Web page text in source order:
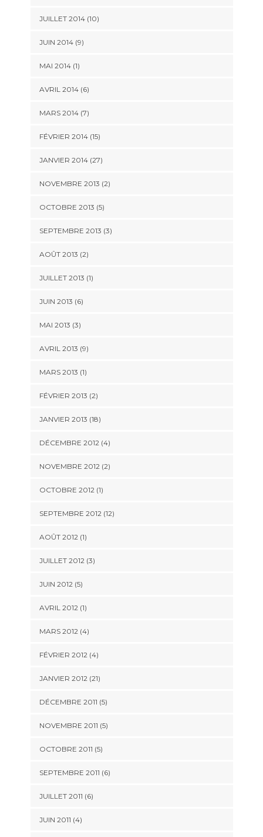
JUILLET 2014 (10)
JUIN 2014 (9)
MAI 2014 (1)
AVRIL 2014 (6)
MARS 2014 (7)
FÉVRIER 2014 (15)
JANVIER 2014 (27)
NOVEMBRE 2013 (2)
OCTOBRE 2013 (5)
SEPTEMBRE 2013 (3)
AOÛT 2013 (2)
JUILLET 2013 (1)
JUIN 2013 (6)
MAI 2013 (3)
AVRIL 2013 (9)
MARS 2013 (1)
FÉVRIER 2013 (2)
JANVIER 2013 (18)
DÉCEMBRE 2012 (4)
NOVEMBRE 2012 (2)
OCTOBRE 2012 (1)
SEPTEMBRE 2012 (12)
AOÛT 2012 (1)
JUILLET 2012 (3)
JUIN 2012 (5)
AVRIL 2012 (1)
MARS 2012 (4)
FÉVRIER 2012 (4)
JANVIER 2012 (21)
DÉCEMBRE 2011 (5)
NOVEMBRE 2011 (5)
OCTOBRE 2011 (5)
SEPTEMBRE 2011 (6)
JUILLET 2011 (6)
JUIN 2011 (4)